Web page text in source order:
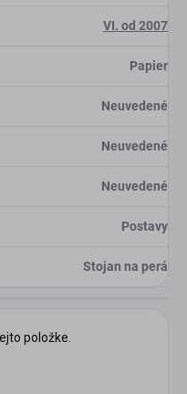
VI. od 2007
Papier
Neuvedené
Neuvedené
Neuvedené
Postavy
Stojan na perá
položke.